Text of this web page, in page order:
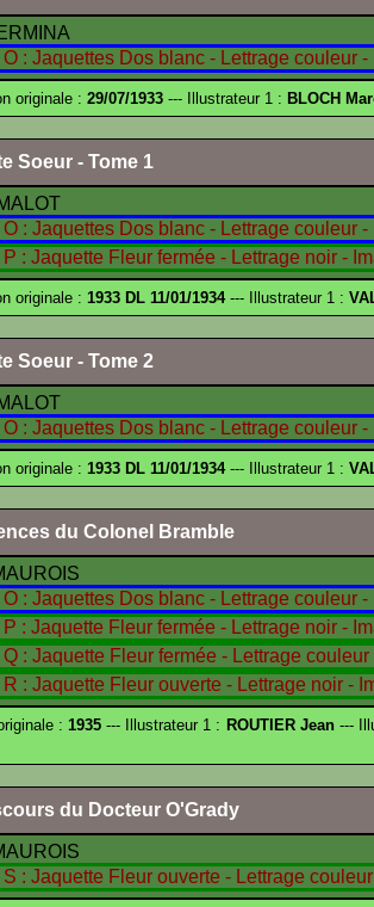
originale : 29/07/1933 --- Illustrateur 1 : BLOCH
Soeur - Tome 1
originale : 1933 DL 11/01/1934--- Illustrateur 1 :
Soeur - Tome 2
originale : 1933 DL 11/01/1934--- Illustrateur 1 :
du Colonel Bramble
:1935 --- Illustrateur 1 : ROUTIER Jean---
du Docteur O'Grady